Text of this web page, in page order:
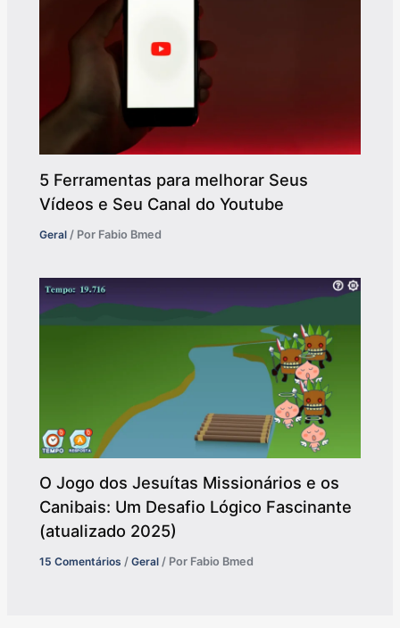
5 Ferramentas para melhorar Seus
Vídeos e Seu Canal do Youtube
Geral / Por Fabio Bmed
O Jogo dos Jesuítas Missionários e os
Canibais: Um Desafio Lógico Fascinante
(atualizado 2025)
15 Comentários /Geral / Por Fabio Bmed